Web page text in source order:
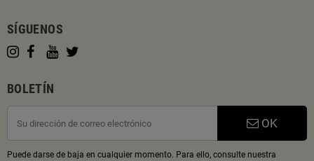
SÍGUENOS
BOLETÍN
OK
Puede darse de baja en cualquier momento. Para ello, consulte nuestra